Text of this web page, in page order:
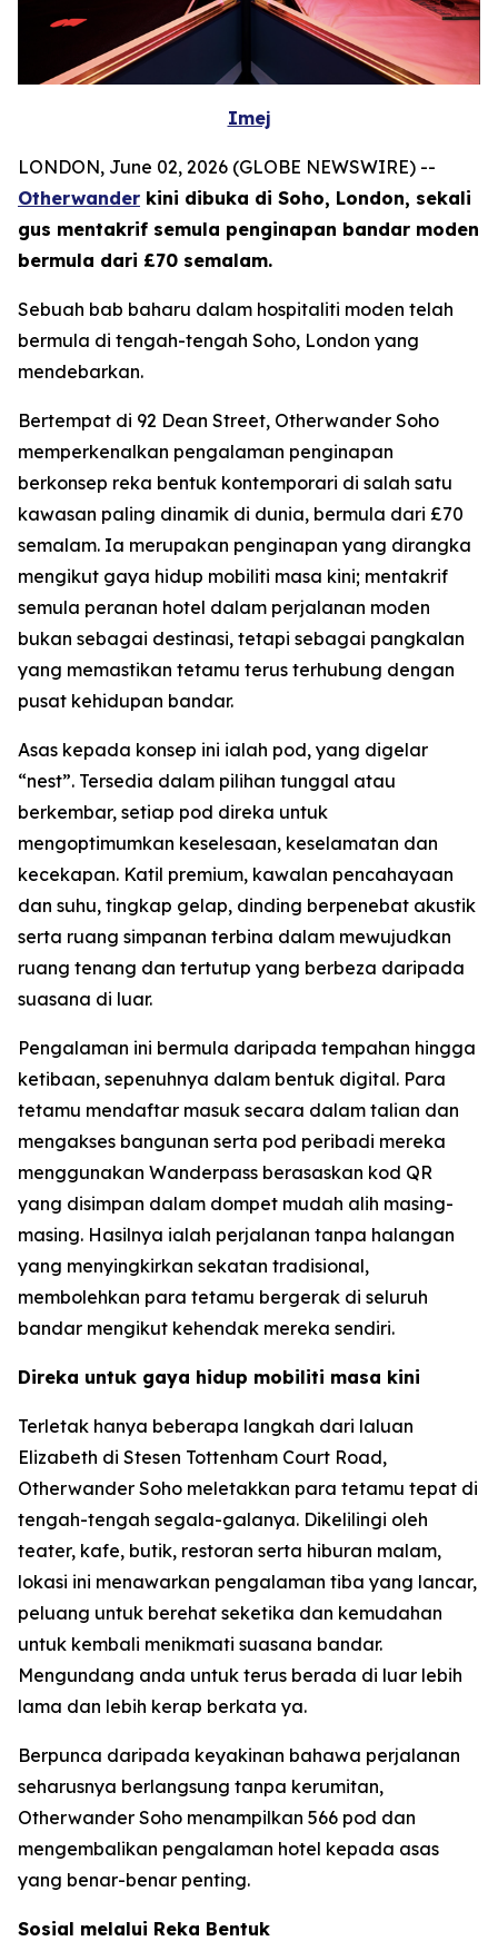
Imej
LONDON, June 02, 2026 (GLOBE NEWSWIRE) --
Otherwander kini dibuka di Soho, London, sekali
gus mentakrif semula penginapan bandar moden
bermula dari £70 semalam.
Sebuah bab baharu dalam hospitaliti moden telah
bermula di tengah-tengah Soho, London yang
mendebarkan.
Bertempat di 92 Dean Street, Otherwander Soho
memperkenalkan pengalaman penginapan
berkonsep reka bentuk kontemporari di salah satu
kawasan paling dinamik di dunia, bermula dari £70
semalam. Ia merupakan penginapan yang dirangka
mengikut gaya hidup mobiliti masa kini; mentakrif
semula peranan hotel dalam perjalanan moden
bukan sebagai destinasi, tetapi sebagai pangkalan
yang memastikan tetamu terus terhubung dengan
pusat kehidupan bandar.
Asas kepada konsep ini ialah pod, yang digelar
“nest”. Tersedia dalam pilihan tunggal atau
berkembar, setiap pod direka untuk
mengoptimumkan keselesaan, keselamatan dan
kecekapan. Katil premium, kawalan pencahayaan
dan suhu, tingkap gelap, dinding berpenebat akustik
serta ruang simpanan terbina dalam mewujudkan
ruang tenang dan tertutup yang berbeza daripada
suasana di luar.
Pengalaman ini bermula daripada tempahan hingga
ketibaan, sepenuhnya dalam bentuk digital. Para
tetamu mendaftar masuk secara dalam talian dan
mengakses bangunan serta pod peribadi mereka
menggunakan Wanderpass berasaskan kod QR
yang disimpan dalam dompet mudah alih masing-
masing. Hasilnya ialah perjalanan tanpa halangan
yang menyingkirkan sekatan tradisional,
membolehkan para tetamu bergerak di seluruh
bandar mengikut kehendak mereka sendiri.
Direka untuk gaya hidup mobiliti masa kini
Terletak hanya beberapa langkah dari laluan
Elizabeth di Stesen Tottenham Court Road,
Otherwander Soho meletakkan para tetamu tepat di
tengah-tengah segala-galanya. Dikelilingi oleh
teater, kafe, butik, restoran serta hiburan malam,
lokasi ini menawarkan pengalaman tiba yang lancar,
peluang untuk berehat seketika dan kemudahan
untuk kembali menikmati suasana bandar.
Mengundang anda untuk terus berada di luar lebih
lama dan lebih kerap berkata ya.
Berpunca daripada keyakinan bahawa perjalanan
seharusnya berlangsung tanpa kerumitan,
Otherwander Soho menampilkan 566 pod dan
mengembalikan pengalaman hotel kepada asas
yang benar-benar penting.
Sosial melalui Reka Bentuk